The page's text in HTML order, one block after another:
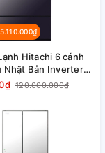
Hitachi 6 cánh
Nhật Bản Inverter
XM, model
120.000.000₫